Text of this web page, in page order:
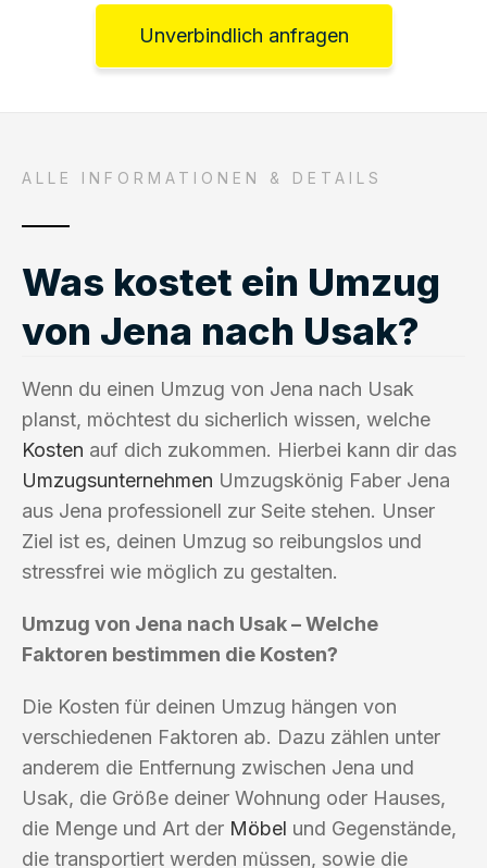
Unverbindlich anfragen
ALLE INFORMATIONEN & DETAILS
Was kostet ein Umzug
von Jena nach Usak?
Wenn du einen Umzug von Jena nach Usak
planst, möchtest du sicherlich wissen, welche
Kosten auf dich zukommen. Hierbei kann dir das
Umzugsunternehmen Umzugskönig Faber Jena
aus Jena professionell zur Seite stehen. Unser
Ziel ist es, deinen Umzug so reibungslos und
stressfrei wie möglich zu gestalten.
Umzug von Jena nach Usak – Welche
Faktoren bestimmen die Kosten?
Die Kosten für deinen Umzug hängen von
verschiedenen Faktoren ab. Dazu zählen unter
anderem die Entfernung zwischen Jena und
Usak, die Größe deiner Wohnung oder Hauses,
die Menge und Art der Möbel und Gegenstände,
die transportiert werden müssen, sowie die